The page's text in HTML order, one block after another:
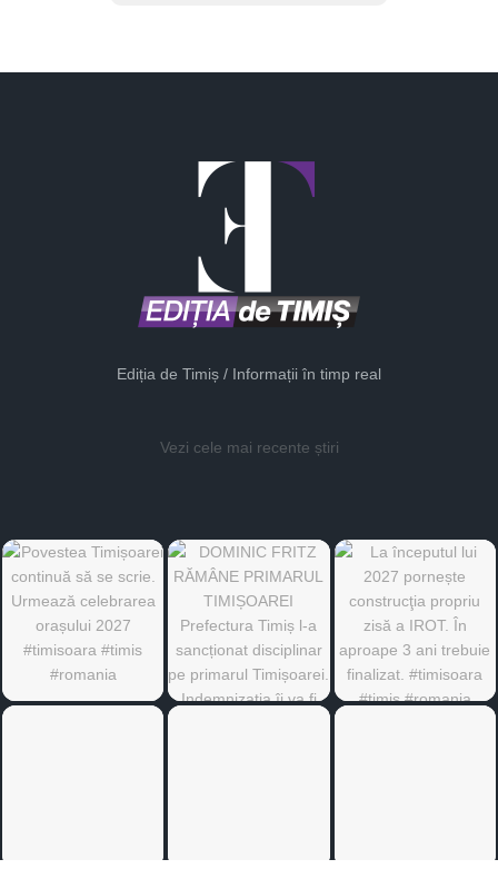
Ediția de Timiș / Informații în timp real
Vezi cele mai recente știri